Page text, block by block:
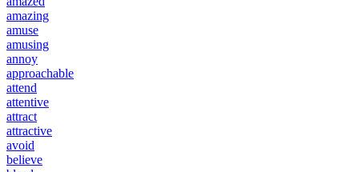
amazing
amuse
amusing
annoy
approachable
attend
attentive
attract
attractive
avoid
believe